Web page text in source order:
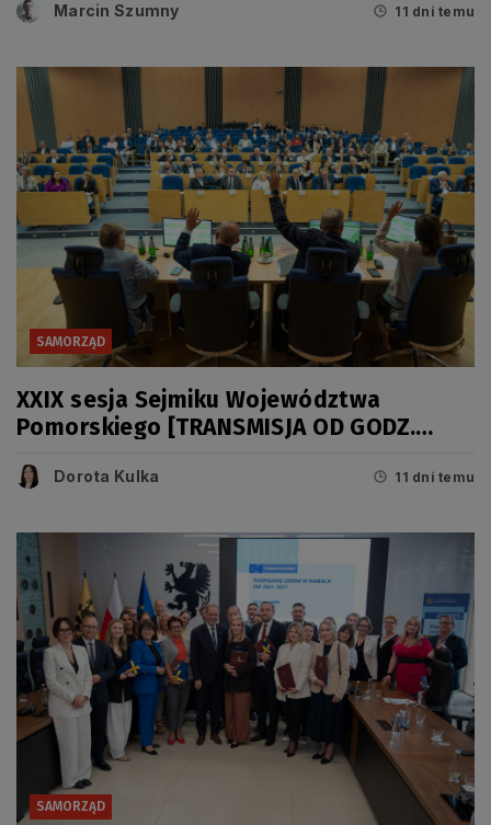
Marcin Szumny 11 dni temu
SAMORZĄD
XXIX sesja Sejmiku Województwa
Pomorskiego [TRANSMISJA OD GODZ.
Dorota Kulka 11 dni temu
SAMORZĄD